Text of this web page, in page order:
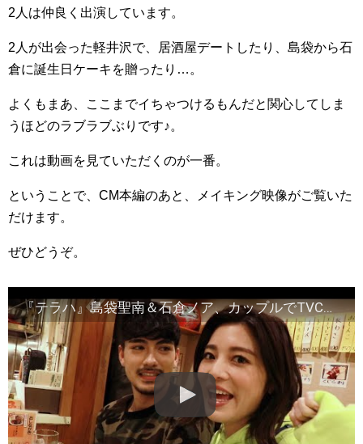
2人は仲良く出演しています。
2人が出会った軽井沢で、居酒屋デートしたり、島袋から石
倉に誕生日ケーキを贈ったり…。
よくもまあ、ここまでイちゃつけるもんだと関心してしま
うほどのラブラブぶりです♪。
これは動画を見ていただくのが一番。
ということで、CM本編のあと、メイキング映像がご覧いた
だけます。
ぜひどうぞ。
『テラハ』島袋聖南＆石倉ノア、カップルでTVCM初共演 「大好き！」のセリフに赤面 タイムツリーはじめました「カップルの使い方」篇